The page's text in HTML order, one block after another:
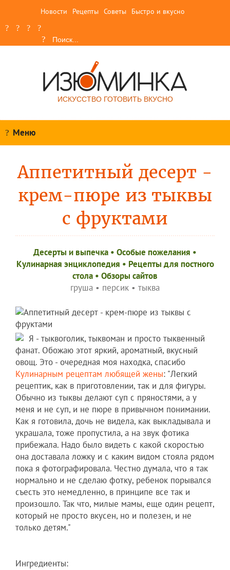
Новости Рецепты Советы Быстро и вкусно
ИСКУССТВО ГОТОВИТЬ ВКУСНО
Меню
Аппетитный десерт -
крем-пюре из тыквы
с фруктами
Десерты и выпечка • Особые пожелания •
Кулинарная энциклопедия • Рецепты для постного
стола • Обзоры сайтов
груша • персик • тыква
Я - тыквоголик, тыквоман и просто тыквенный
фанат. Обожаю этот яркий, ароматный, вкусный
овощ. Это - очередная моя находка, спасибо
Кулинарным рецептам любящей жены: "Легкий
рецептик, как в приготовлении, так и для фигуры.
Обычно из тыквы делают суп с пряностями, а у
меня и не суп, и не пюре в привычном понимании.
Как я готовила, дочь не видела, как выкладывала и
украшала, тоже пропустила, а на звук фотика
прибежала. Надо было видеть с какой скоростью
она доставала ложку и с каким видом стояла рядом
пока я фотографировала. Честно думала, что я так
нормально и не сделаю фотку, ребенок порывался
съесть это немедленно, в принципе все так и
произошло. Так что, милые мамы, еще один рецепт,
который не просто вкусен, но и полезен, и не
только детям."
Ингредиенты: